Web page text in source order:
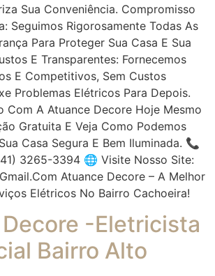
Sua Conveniência. Compromisso
Seguimos Rigorosamente Todas As
Para Proteger Sua Casa E Sua
E Transparentes: Fornecemos
E Competitivos, Sem Custos
Problemas Elétricos Para Depois.
Com A Atuance Decore Hoje Mesmo
Gratuita E Veja Como Podemos
Casa Segura E Bem Iluminada. 📞
3265-3394 🌐 Visite Nosso Site:
Atuance Decore – A Melhor
Elétricos No Bairro Cachoeira!
-Eletricista
Bairro Alto